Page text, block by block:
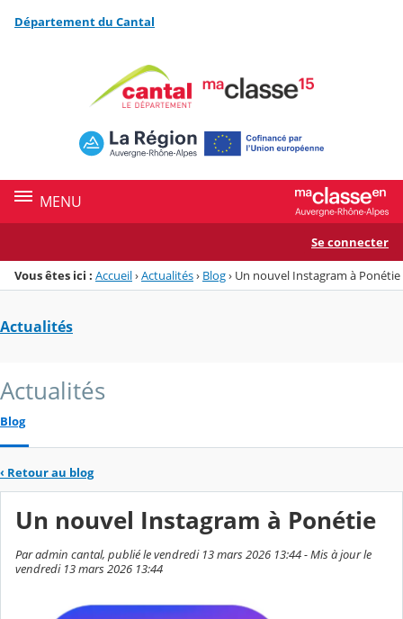
Menu de la rubrique
Contenu
Département du Cantal
MENU
Se connecter
Vous êtes ici : Accueil›Actualités› Blog› Un nouvel Instagram à Ponétie
Actualités
Actualités
Blog
‹ Retour au blog
Un nouvel Instagram à Ponétie
Par admin cantal, publié le vendredi 13 mars 2026 13:44 - Mis à jour le
vendredi 13 mars 2026 13:44